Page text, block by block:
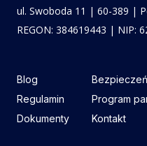
ul. Swoboda 11 | 60-389 |
REGON: 384619443 | NIP:
Blog
Regulamin
Dokumenty
Program
Kontakt